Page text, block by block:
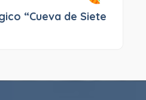
“Cueva de Siete